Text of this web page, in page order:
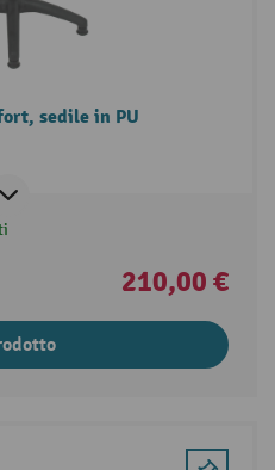
sedile in PU
210,00 €